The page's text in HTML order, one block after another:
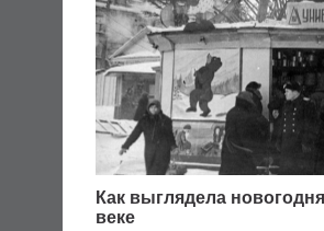
Как выглядела
веке